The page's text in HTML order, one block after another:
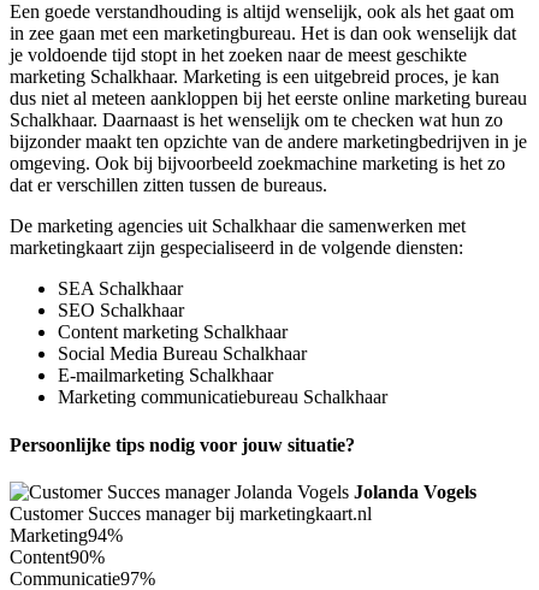
Een goede verstandhouding is altijd wenselijk, ook als het gaat om
in zee gaan met een marketingbureau. Het is dan ook wenselijk dat
je voldoende tijd stopt in het zoeken naar de meest geschikte
marketing Schalkhaar. Marketing is een uitgebreid proces, je kan
dus niet al meteen aankloppen bij het eerste online marketing bureau
Schalkhaar. Daarnaast is het wenselijk om te checken wat hun zo
bijzonder maakt ten opzichte van de andere marketingbedrijven in je
omgeving. Ook bij bijvoorbeeld zoekmachine marketing is het zo
dat er verschillen zitten tussen de bureaus.
De marketing agencies uit Schalkhaar die samenwerken met
marketingkaart zijn gespecialiseerd in de volgende diensten:
SEA Schalkhaar
SEO Schalkhaar
Content marketing Schalkhaar
Social Media Bureau Schalkhaar
E-mailmarketing Schalkhaar
Marketing communicatiebureau Schalkhaar
Persoonlijke tips nodig voor jouw situatie?
Jolanda Vogels
Customer Succes manager bij marketingkaart.nl
Marketing94%
Content90%
Communicatie97%